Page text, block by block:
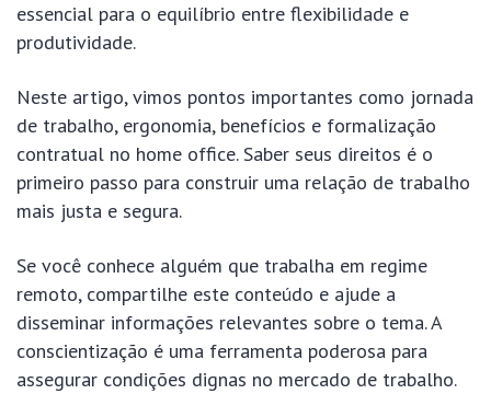
essencial para o equilíbrio entre flexibilidade e
produtividade.
Neste artigo, vimos pontos importantes como jornada
de trabalho, ergonomia, benefícios e formalização
contratual no home office. Saber seus direitos é o
primeiro passo para construir uma relação de trabalho
mais justa e segura.
Se você conhece alguém que trabalha em regime
remoto, compartilhe este conteúdo e ajude a
disseminar informações relevantes sobre o tema. A
conscientização é uma ferramenta poderosa para
assegurar condições dignas no mercado de trabalho.